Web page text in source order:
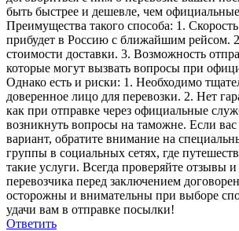
быть быстрее и дешевле, чем
Преимущества такого способа: 1.
прибудет в Россию с ближайшим рейсом.
стоимости доставки. 3. Возможность
которые могут вызвать вопросы при
Однако есть и риски: 1. Необходимо
доверенное лицо для перевозки. 2. Нет
как при отправке через официальные
возникнуть вопросы на таможне. Если вас
вариант, обратите внимание на
группы в социальных сетях, где
такие услуги. Всегда проверяйте отзывы
перевозчика перед заключением
осторожны и внимательны при выборе
удачи вам в отправке посылки!
Ответить